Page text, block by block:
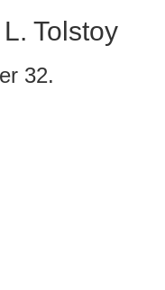
Tolstoy
32.